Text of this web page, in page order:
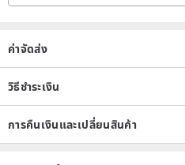
ค่าจัดส่ง
วิธีชำระเงิน
การคืนเงินและเปลี่ยนสินค้า